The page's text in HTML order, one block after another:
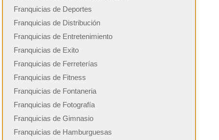
Franquicias de Deportes
Franquicias de Distribución
Franquicias de Entretenimiento
Franquicias de Exito
Franquicias de Ferreterías
Franquicias de Fitness
Franquicias de Fontaneria
Franquicias de Fotografía
Franquicias de Gimnasio
Franquicias de Hamburguesas